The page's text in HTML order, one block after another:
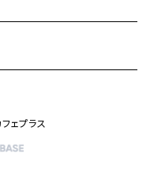
ェプラス